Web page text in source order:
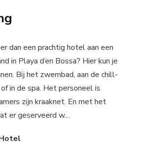
dan een prachtig hotel aan een
in Playa d’en Bossa? Hier kun je
Bij het zwembad, aan de chill-
in de spa. Het personeel is
zijn kraaknet. En met het
er geserveerd w…